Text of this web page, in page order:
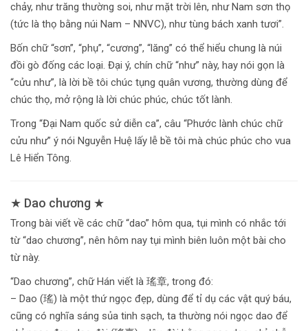
chảy, như trăng thường soi, như mặt trời lên, như Nam sơn thọ
(tức là thọ bằng núi Nam – NNVC), như tùng bách xanh tươi”.
Bốn chữ “sơn”, “phụ”, “cương”, “lăng” có thể hiểu chung là núi
đồi gò đống các loại. Đại ý, chín chữ “như” này, hay nói gọn là
“cửu như”, là lời bề tôi chúc tụng quân vương, thường dùng để
chúc thọ, mở rộng là lời chúc phúc, chúc tốt lành.
Trong “Đại Nam quốc sử diễn ca”, câu “Phước lành chúc chữ
cửu như” ý nói Nguyễn Huệ lấy lễ bề tôi mà chúc phúc cho vua
Lê Hiển Tông.
★ Dao chương ★
Trong bài viết về các chữ “dao” hôm qua, tụi mình có nhắc tới
từ “dao chương”, nên hôm nay tụi mình biên luôn một bài cho
từ này.
“Dao chương”, chữ Hán viết là 瑤章, trong đó:
– Dao (瑤) là một thứ ngọc đẹp, dùng để tỉ dụ các vật quý báu,
cũng có nghĩa sáng sủa tinh sạch, ta thường nói ngọc dao để